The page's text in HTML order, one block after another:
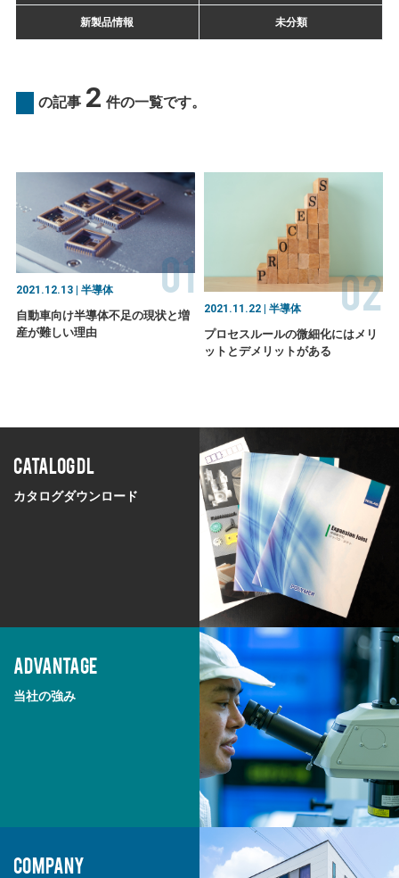
新製品情報 未分類
の記事 2 件の一覧です。
2021.12.13 | 半導体
自動車向け半導体不足の現状と増
産が難しい理由
01
2021.11.22 | 半導体
プロセスルールの微細化にはメリ
ットとデメリットがある
02
CATALOG DL
カタログダウンロード
ADVANTAGE
当社の強み
COMPANY